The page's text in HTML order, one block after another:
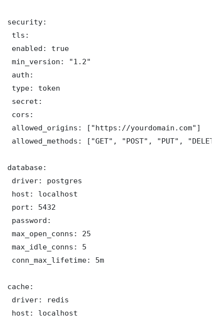
security:
tls:
enabled: true
min_version: "1.2"
auth:
type: token
secret:
cors:
allowed_origins: ["https://yourdomain.com"]
allowed_methods: ["GET", "POST", "PUT",
database:
driver: postgres
host: localhost
port: 5432
password:
max_open_conns: 25
max_idle_conns: 5
conn_max_lifetime: 5m
cache:
driver: redis
host: localhost